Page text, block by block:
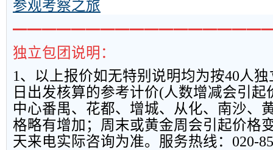
参观考察之旅
独立包团说明：
1、以上报价如无特别说明均为按40人
日出发核算的参考计价(人数增减会引起
中心番禺、花都、增城、从化、南沙、
格略有增加；周末或黄金周会引起价格
天来电实际咨询为准。服务热线： 020-